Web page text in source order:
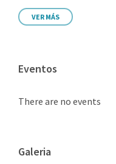
VER MÁS
Eventos
There are no events
Galeria